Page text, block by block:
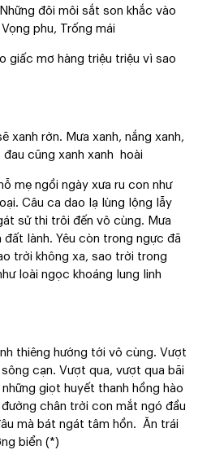
đôi môi sắt son khắc vào
phu, Trống mái
giấc mơ hàng triệu triệu vì sao
xanh rờn. Mưa xanh, nắng xanh,
đau cũng xanh xanh hoài
mẹ ngồi ngày xưa ru con như
Câu ca dao lạ lùng lộng lẫy
sử thi trôi đến vô cùng. Mưa
lành. Yêu còn trong ngực đã
trời không xa, sao trời trong
loài ngọc khoáng lung linh
thiêng hướng tới vô cùng. Vượt
cạn. Vượt qua, vượt qua bãi
giọt huyết thanh hồng hào
đường chân trời con mắt ngó đầu
mà bát ngát tâm hồn. Ăn trái
biển (*)